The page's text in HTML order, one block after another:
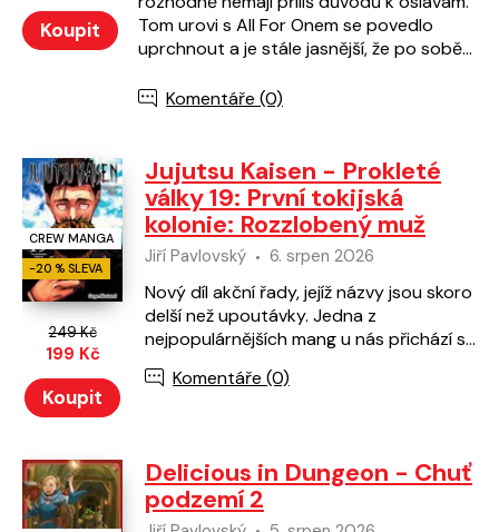
Koupit
Tom urovi s All For Onem se povedlo
uprchnout a je stále jasnější, že po sobě
podařilo se jim nabourat samotnou
chystá na svůj další úkol – pochopit
skutečnou podstatu své schopnosti...
Komentáře (0)
CREW MANGA
-20 % SLEVA
249 Kč
199 Kč
Koupit
Jujutsu Kaisen - Prokleté
války 19: První tokijská
kolonie: Rozzlobený muž
Jiří Pavlovský 6. srpen 2026
Nový díl akční řady, jejíž názvy jsou skoro
delší než upoutávky. Jedna z
nejpopulárnějších mang u nás přichází s
Očistnou řež!
Komentáře (0)
Delicious in Dungeon - Chuť
podzemí 2